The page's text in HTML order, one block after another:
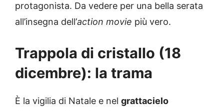
protagonista. Da vedere per una bella serata
all’insegna dell’action movie più vero.
Trappola di cristallo (18
dicembre): la trama
È la vigilia di Natale e nel grattacielo